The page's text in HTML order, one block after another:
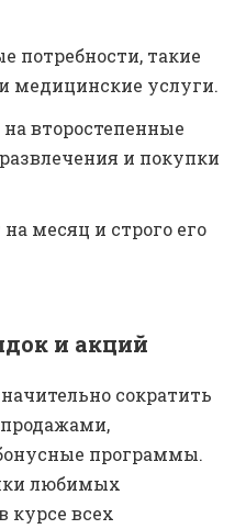
потребности, такие
медицинские услуги.
второстепенные
и покупки
месяц и строго его
и акций
сократить
программы.
любимых
курсе всех